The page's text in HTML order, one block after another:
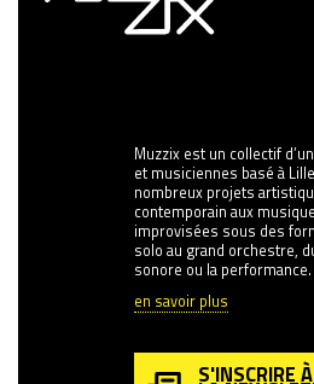
Muzzix est un collectif
et musiciennes basé à
nombreux projets
contemporain aux
improvisées sous des
solo au grand orchestre,
sonore ou la performance.
en savoir plus
S'INSCRIRE À